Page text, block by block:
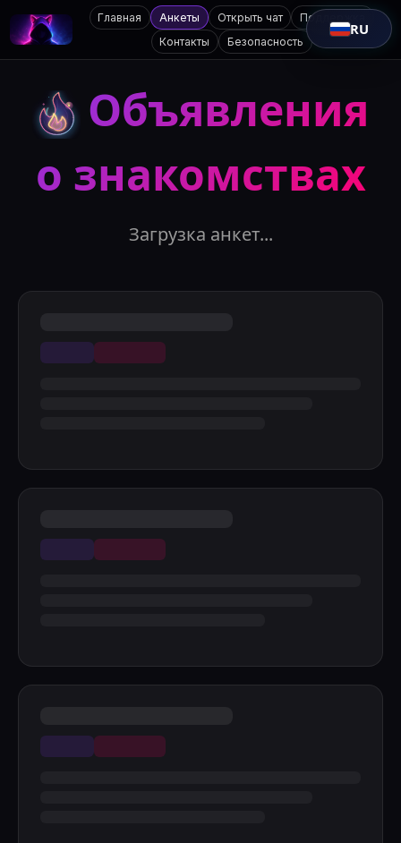
Главная Анкеты Открыть чат
Поддержка
Контакты
Безопасность
RU
Объявления
о знакомствах
Загрузка анкет...